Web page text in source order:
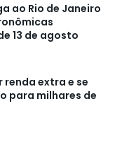
ao Rio de Janeiro
13 de agosto
extra e se
para milhares de